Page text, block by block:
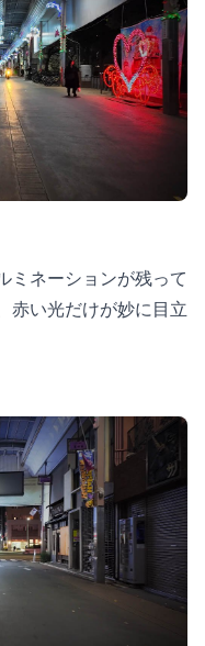
ミネーションが残って
赤い光だけが妙に目立